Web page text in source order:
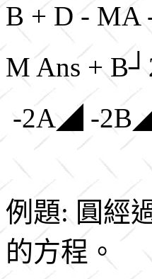
B + D -
M Ans +
-2A◢ -
例題: 圓經
的方程。